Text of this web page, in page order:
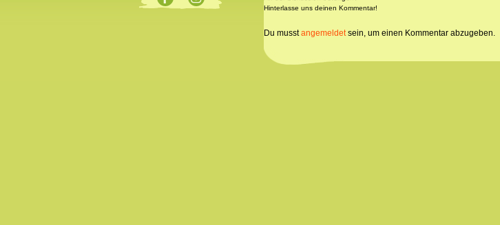
Hinterlasse uns deinen Kommentar!
Du musstangemeldetsein, um einen Kommentar abzugeben.